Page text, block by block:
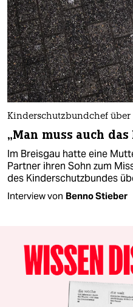
Kinderschutzbundchef über
„Man muss auch
Im Breisgau hatte eine
Partner ihren Sohn zum
des Kinderschutzbundes
Interview von Benno Stieber